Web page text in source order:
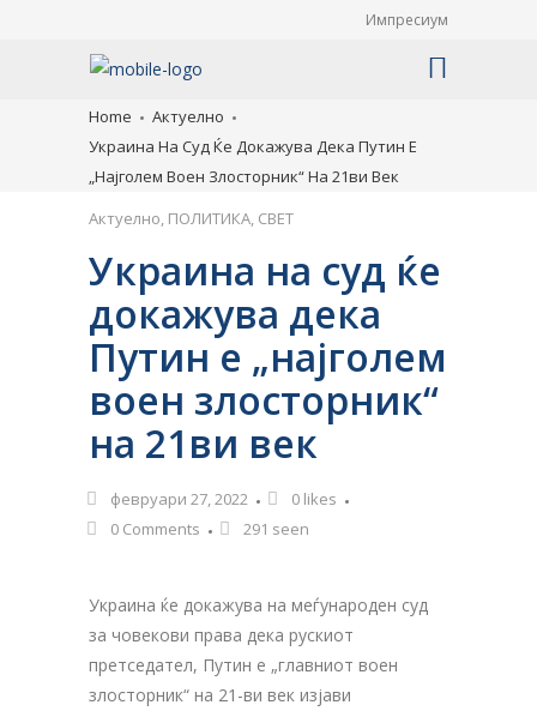
Импресиум
Home
Актуелно
Украина На Суд Ќе Докажува Дека Путин Е
„најголем Воен Злосторник“ На 21ви Век
Актуелно, ПОЛИТИКА, СВЕТ
Украина на суд ќе
докажува дека
Путин е „најголем
воен злосторник“
на 21ви век
февруари 27, 2022 0 likes
0 Comments
291 seen
Украина ќе докажува на меѓународен суд
за човекови права дека рускиот
претседател, Путин е „главниот воен
злосторник“ на 21-ви век изјави